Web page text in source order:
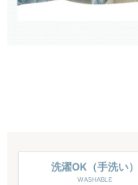
洗濯OK（手洗い）
WASHABLE